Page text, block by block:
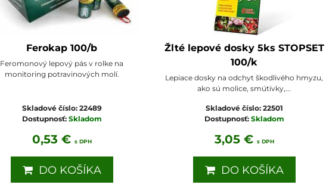
Ferokap 100/b
Feromonový lepový pás v rolke na
monitoring potravinových molí.
Skladové číslo: 22489
Dostupnosť: Skladom
0,53 € s DPH
DO KOŠÍKA
Žlté lepové dosky 5ks STOPSET
100/k
Lepiace dosky na odchyt škodlivého hmyzu,
ako sú molice, smútivky,...
Skladové číslo: 22501
Dostupnosť: Skladom
3,05 € s DPH
DO KOŠÍKA